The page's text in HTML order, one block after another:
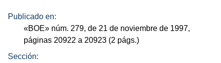
Publicado en:
«BOE» núm. 279, de 21 de noviembre de 1997,
páginas 20922 a 20923 (2 págs.)
Sección: